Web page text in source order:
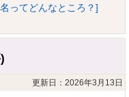
ってどんなところ？]
更新日：2026年3月13日